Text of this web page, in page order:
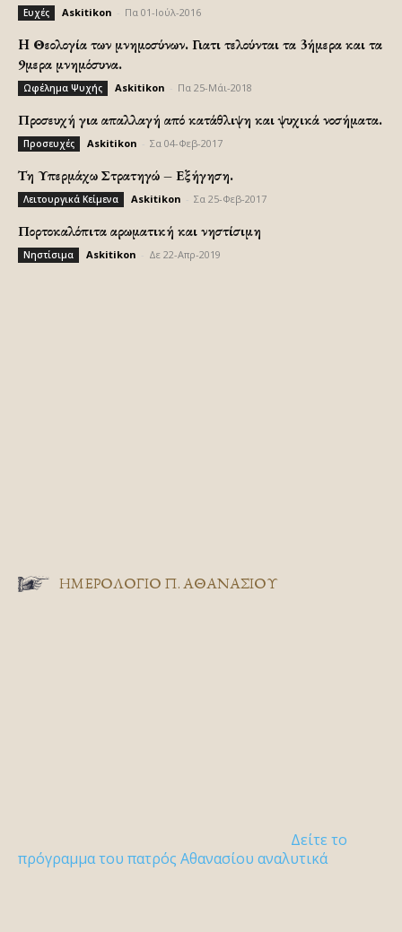
Ευχές Askitikon Πα 01-Ιούλ-2016
H Θεολογία των μνημοσύνων. Γιατι τελούνται τα 3ήμερα και τα
9μερα μνημόσυνα.
Ωφέλημα Ψυχής Askitikon Πα 25-Μάι-2018
Προσευχή για απαλλαγή από κατάθλιψη και ψυχικά νοσήματα.
Προσευχές Askitikon Σα 04-Φεβ-2017
Τη Υπερμάχω Στρατηγώ – Εξήγηση.
Λειτουργικά Κείμενα Askitikon Σα 25-Φεβ-2017
Πορτοκαλόπιτα αρωματική και νηστίσιμη
Νηστίσιμα Askitikon Δε 22-Απρ-2019
ΗΜΕΡΟΛΟΓΙΟ Π. ΑΘΑΝΑΣΙΟΥ
Δείτε το
πρόγραμμα του πατρός Αθανασίου αναλυτικά